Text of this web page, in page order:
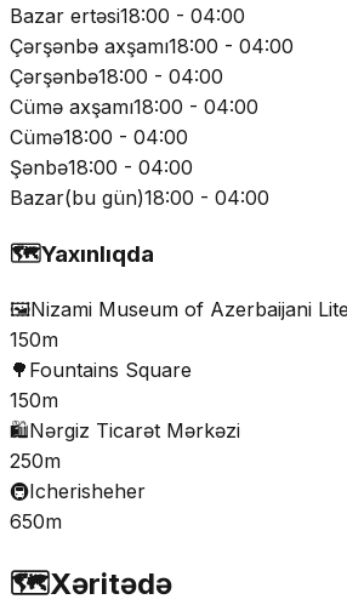
Bazar ertəsi18:00 - 04:00
Çərşənbə axşamı18:00 - 04:00
Çərşənbə18:00 - 04:00
Cümə axşamı18:00 - 04:00
Cümə18:00 - 04:00
Şənbə18:00 - 04:00
Bazar(bu gün)18:00 - 04:00
🗺️Yaxınlıqda
🖼️Nizami Museum of Azerbaijani
150m
🌳 Fountains Square
150m
🛍️Nərgiz Ticarət Mərkəzi
250m
🚇Icherisheher
650m
🗺️Xəritədə